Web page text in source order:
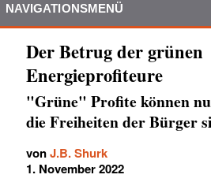
NAVIGATIONSMENÜ
Der Betrug der grünen
Energieprofiteure
"Grüne" Profite können
die Freiheiten der Bürger
vonJ.B. Shurk
1. November 2022